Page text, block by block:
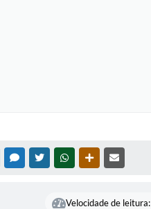
FACEBOOKMESSENGER
TWITTERWHATSAPPOUTRAS MÍDIAS
Velocidade de leitura: